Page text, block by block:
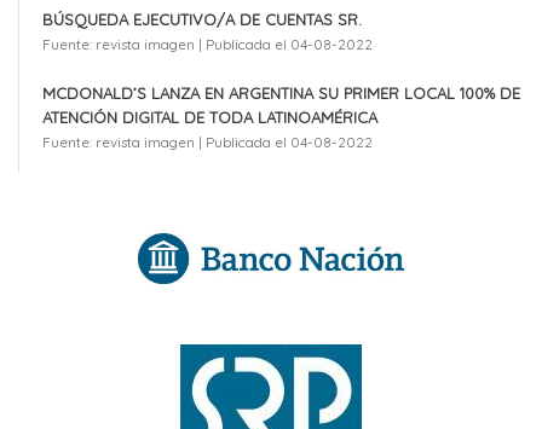
BÚSQUEDA EJECUTIVO/A DE CUENTAS SR.
Fuente: revista imagen Publicada el 04-08-2022
MCDONALD’S LANZA EN ARGENTINA SU PRIMER LOCAL 100% DE
ATENCIÓN DIGITAL DE TODA LATINOAMÉRICA
Fuente: revista imagen Publicada el 04-08-2022